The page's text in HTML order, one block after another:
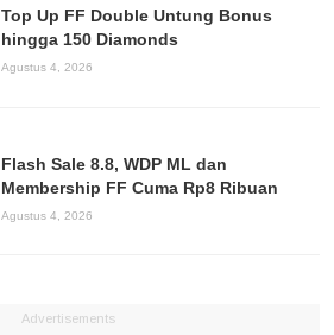
Top Up FF Double Untung Bonus
hingga 150 Diamonds
Agustus 4, 2026
Flash Sale 8.8, WDP ML dan
Membership FF Cuma Rp8 Ribuan
Agustus 4, 2026
Advertisements